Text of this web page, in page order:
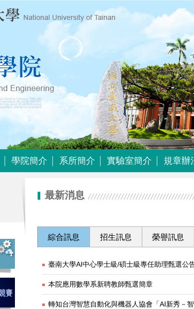
學院簡介
系所簡介
實驗室簡介
規章辦
最新消息
綜合訊息 招生訊息 榮譽訊息
臺南大學AI中心學士級/碩士級專任助理甄選公
本院應用數學系新聘教師甄選簡章
轉知台灣智慧自動化與機器人協會「AI新秀－